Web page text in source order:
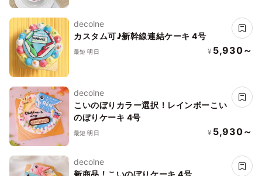
decolne
カスタム可♪新幹線連結ケーキ 4号
最短 明日 ¥ 5,930～
decolne
こいのぼりカラー選択！レインボーこい
のぼりケーキ 4号
最短 明日 ¥ 5,930～
decolne
新商品！こいのぼりケーキ 4号